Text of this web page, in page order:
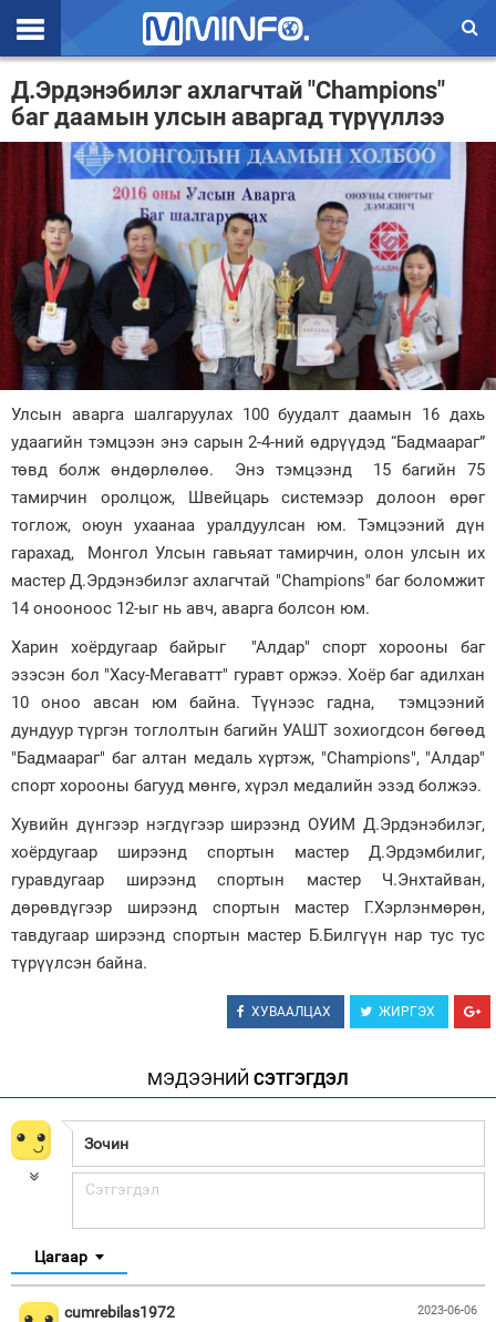
Эхлэл
Цаг агаар
Валют ханш
Улс төр
Эдийн засаг
Үзэл бодол
Спорт
Нийгэм
Дэлхий
Зурхай
Д.Эрдэнэбилэг ахлагчтай "Champions"
баг даамын улсын аваргад түрүүллээ
Улсын аварга шалгаруулах 100 буудалт даамын 16 дахь
удаагийн тэмцээн энэ сарын 2-4-ний өдрүүдэд “Бадмаараг”
төвд болж өндөрлөлөө. Энэ тэмцээнд 15 багийн 75
тамирчин оролцож, Швейцарь системээр долоон өрөг
тоглож, оюун ухаанаа уралдуулсан юм. Тэмцээний дүн
гарахад, Монгол Улсын гавьяат тамирчин, олон улсын их
мастер Д.Эрдэнэбилэг ахлагчтай "Champions" баг боломжит
14 онооноос 12-ыг нь авч, аварга болсон юм.
Харин хоёрдугаар байрыг "Алдар" спорт хорооны баг
эзэсэн бол "Хасу-Мегаватт" гуравт оржээ. Хоёр баг адилхан
10 оноо авсан юм байна. Түүнээс гадна, тэмцээний
дундуур түргэн тоглолтын багийн УАШТ зохиогдсон бөгөөд
"Бадмаараг" баг алтан медаль хүртэж, "Champions", "Алдар"
спорт хорооны багууд мөнгө, хүрэл медалийн эзэд болжээ.
Хувийн дүнгээр нэгдүгээр ширээнд ОУИМ Д.Эрдэнэбилэг,
хоёрдугаар ширээнд спортын мастер Д.Эрдэмбилиг,
гуравдугаар ширээнд спортын мастер Ч.Энхтайван,
дөрөвдүгээр ширээнд спортын мастер Г.Хэрлэнмөрөн,
тавдугаар ширээнд спортын мастер Б.Билгүүн нар тус тус
түрүүлсэн байна.
ХУВААЛЦАХ ЖИРГЭХ
МЭДЭЭНИЙ СЭТГЭГДЭЛ
Цагаар
2023-06-06
cumrebilas1972